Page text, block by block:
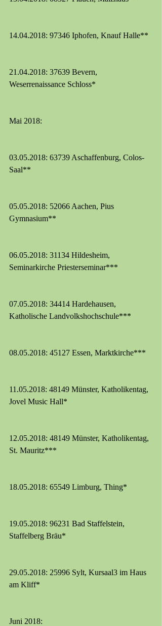
14.04.2018: 97346 Iphofen, Knauf Halle**
21.04.2018: 37639 Bevern,
Weserrenaissance Schloss*
Mai 2018:
03.05.2018: 63739 Aschaffenburg, Colos-
Saal**
05.05.2018: 52066 Aachen, Pius
Gymnasium**
06.05.2018: 31134 Hildesheim,
Seminarkirche Priesterseminar***
07.05.2018: 34414 Hardehausen,
Katholische Landvolkshochschule***
08.05.2018: 45127 Essen, Marktkirche***
11.05.2018: 48149 Münster, Katholikentag,
Jovel Music Hall*
12.05.2018: 48149 Münster, Katholikentag,
St. Mauritz***
18.05.2018: 65549 Limburg, Thing*
19.05.2018: 96231 Bad Staffelstein,
Staffelberg Bräu*
29.05.2018: 25996 Sylt, Kursaal3 im Haus
am Kliff*
Juni 2018: